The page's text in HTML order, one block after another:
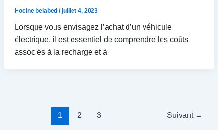
Hocine belabed /juillet 4, 2023
Lorsque vous envisagez l’achat d’un véhicule
électrique, il est essentiel de comprendre les coûts
associés à la recharge et à
1 2 3 Suivant →